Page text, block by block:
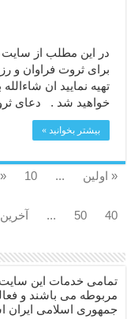
برای ثروت فراوان و
تهیه نمایید ان
خواهید شد .
بیشتر بخوانید »
« اولین ...
10
«
40
50
...
تمامی خدمات این
مربوطه می باشند و
جمهوری اسلامی ایران